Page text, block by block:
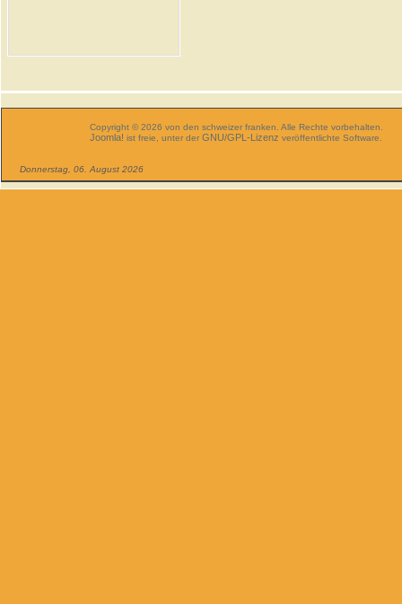
Copyright © 2026 von den schweizer franken. Alle Rechte vorbehalten.
Joomla! ist freie, unter der GNU/GPL-Lizenz veröffentlichte Software.
Donnerstag, 06. August 2026